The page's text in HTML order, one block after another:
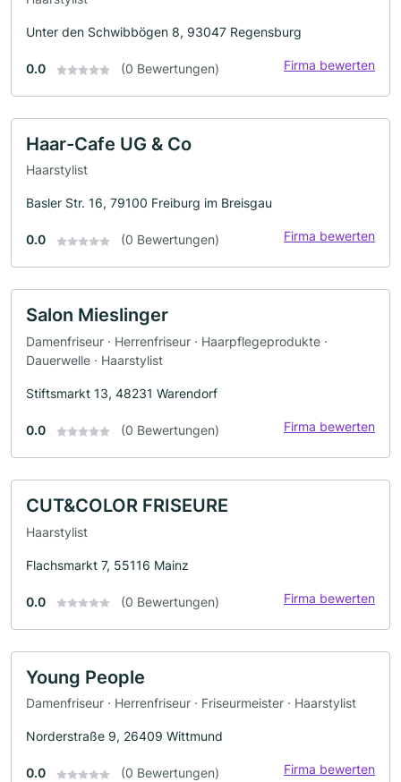
Unter den Schwibbögen 8, 93047 Regensburg
0.0 (0 Bewertungen) Firma bewerten
Haar-Cafe UG & Co
Haarstylist
Basler Str. 16, 79100 Freiburg im Breisgau
0.0 (0 Bewertungen) Firma bewerten
Salon Mieslinger
Damenfriseur · Herrenfriseur · Haarpflegeprodukte ·
Dauerwelle · Haarstylist
Stiftsmarkt 13, 48231 Warendorf
0.0 (0 Bewertungen) Firma bewerten
CUT&COLOR FRISEURE
Haarstylist
Flachsmarkt 7, 55116 Mainz
0.0 (0 Bewertungen) Firma bewerten
Young People
Damenfriseur · Herrenfriseur · Friseurmeister · Haarstylist
Norderstraße 9, 26409 Wittmund
0.0 (0 Bewertungen) Firma bewerten